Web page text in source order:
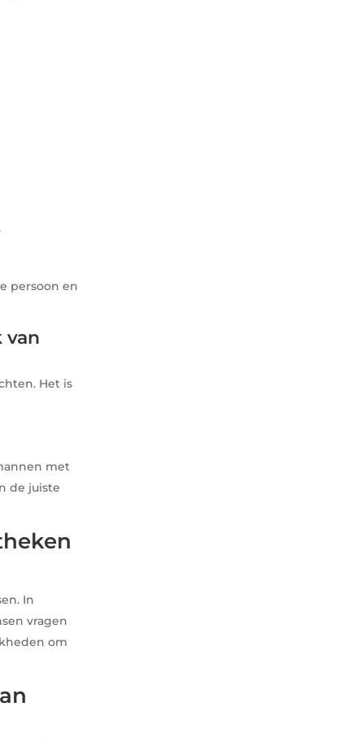
persoon en
van
Het is
met
de juiste
In
vragen
om